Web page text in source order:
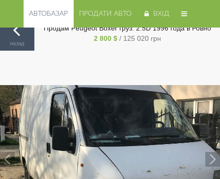
АВТОБАЗАР ПРОДАТИ АВТО ВХІД
Ровно/Peugeot /Boxer груз.
назад
Продам Peugeot Boxer груз. 2.5D 1996 года в Ровно
2 800 $ / 125 020 грн